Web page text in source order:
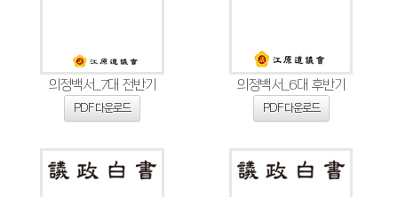
의정백서_7대 전반기
PDF 다운로드
의정백서_6대 후반기
PDF 다운로드